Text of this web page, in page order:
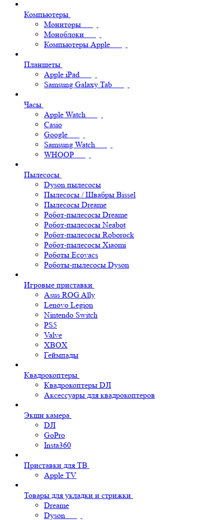
Компьютеры
Мониторы
Моноблоки
Компьютеры Apple
Планшеты
Apple iPad
Samsung Galaxy Tab
Часы
Apple Watch
Casio
Google
Samsung Watch
WHOOP
Пылесосы
Dyson пылесосы
Пылесосы / Швабры Bissel
Пылесосы Dreame
Робот-пылесосы Dreame
Робот-пылесосы Neabot
Робот-пылесосы Roborock
Робот-пылесосы Xiaomi
Роботы Ecovacs
Роботы-пылесосы Dyson
Игровые приставки
Asus ROG Ally
Lenovo Legion
Nintendo Switch
PS5
Valve
XBOX
Геймпады
Квадрокоптеры
Квадрокоптеры DJI
Аксессуары для квадрокоптеров
Экшн камера
DJI
GoPro
Insta360
Приставки для ТВ
Apple TV
Товары для укладки и стрижки
Dreame
Dyson